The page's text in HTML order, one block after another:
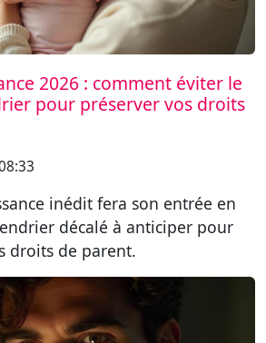
2026 : comment éviter le
pour préserver vos droits
inédit fera son entrée en
décalé à anticiper pour
droits de parent.